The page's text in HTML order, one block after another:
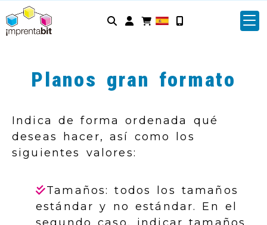
Identifícate
Planos gran formato
Indica de forma ordenada qué
deseas hacer, así como los
siguientes valores:
Tamaños: todos los tamaños
estándar y no estándar. En el
segundo caso, indicar tamaños